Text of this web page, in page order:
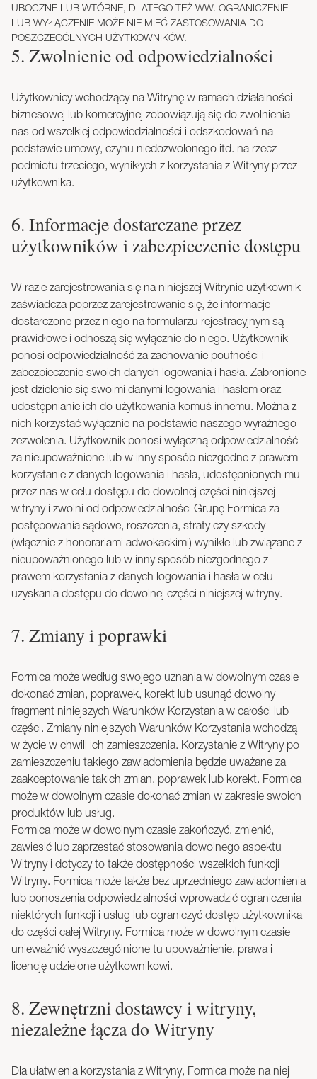
UBOCZNE LUB WTÓRNE, DLATEGO TEŻ WW. OGRANICZENIE
LUB WYŁĄCZENIE MOŻE NIE MIEĆ ZASTOSOWANIA DO
POSZCZEGÓLNYCH UŻYTKOWNIKÓW.
5. Zwolnienie od odpowiedzialności
Użytkownicy wchodzący na Witrynę w ramach działalności
biznesowej lub komercyjnej zobowiązują się do zwolnienia
nas od wszelkiej odpowiedzialności i odszkodowań na
podstawie umowy, czynu niedozwolonego itd. na rzecz
podmiotu trzeciego, wynikłych z korzystania z Witryny przez
użytkownika.
6. Informacje dostarczane przez
użytkowników i zabezpieczenie dostępu
W razie zarejestrowania się na niniejszej Witrynie użytkownik
zaświadcza poprzez zarejestrowanie się, że informacje
dostarczone przez niego na formularzu rejestracyjnym są
prawidłowe i odnoszą się wyłącznie do niego. Użytkownik
ponosi odpowiedzialność za zachowanie poufności i
zabezpieczenie swoich danych logowania i hasła. Zabronione
jest dzielenie się swoimi danymi logowania i hasłem oraz
udostępnianie ich do użytkowania komuś innemu. Można z
nich korzystać wyłącznie na podstawie naszego wyraźnego
zezwolenia. Użytkownik ponosi wyłączną odpowiedzialność
za nieupoważnione lub w inny sposób niezgodne z prawem
korzystanie z danych logowania i hasła, udostępnionych mu
przez nas w celu dostępu do dowolnej części niniejszej
witryny i zwolni od odpowiedzialności Grupę Formica za
postępowania sądowe, roszczenia, straty czy szkody
(włącznie z honorariami adwokackimi) wynikłe lub związane z
nieupoważnionego lub w inny sposób niezgodnego z
prawem korzystania z danych logowania i hasła w celu
uzyskania dostępu do dowolnej części niniejszej witryny.
7. Zmiany i poprawki
Formica może według swojego uznania w dowolnym czasie
dokonać zmian, poprawek, korekt lub usunąć dowolny
fragment niniejszych Warunków Korzystania w całości lub
części. Zmiany niniejszych Warunków Korzystania wchodzą
w życie w chwili ich zamieszczenia. Korzystanie z Witryny po
zamieszczeniu takiego zawiadomienia będzie uważane za
zaakceptowanie takich zmian, poprawek lub korekt. Formica
może w dowolnym czasie dokonać zmian w zakresie swoich
produktów lub usług.
Formica może w dowolnym czasie zakończyć, zmienić,
zawiesić lub zaprzestać stosowania dowolnego aspektu
Witryny i dotyczy to także dostępności wszelkich funkcji
Witryny. Formica może także bez uprzedniego zawiadomienia
lub ponoszenia odpowiedzialności wprowadzić ograniczenia
niektórych funkcji i usług lub ograniczyć dostęp użytkownika
do części całej Witryny. Formica może w dowolnym czasie
unieważnić wyszczególnione tu upoważnienie, prawa i
licencję udzielone użytkownikowi.
8. Zewnętrzni dostawcy i witryny,
niezależne łącza do Witryny
Dla ułatwienia korzystania z Witryny, Formica może na niej